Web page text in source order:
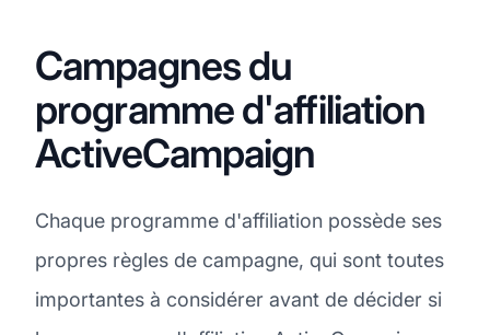
Campagnes du
programme d'affiliation
ActiveCampaign
Chaque programme d'affiliation possède ses
propres règles de campagne, qui sont toutes
importantes à considérer avant de décider si